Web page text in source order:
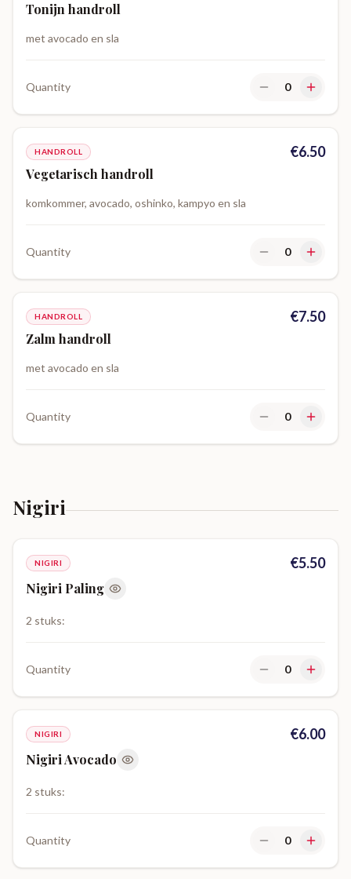
Tonijn handroll
met avocado en sla
Quantity 0
HANDROLL
Vegetarisch handroll
€6.50
komkommer, avocado, oshinko, kampyo en sla
Quantity 0
HANDROLL
Zalm handroll
€7.50
met avocado en sla
Quantity 0
Nigiri
NIGIRI
Nigiri Paling
€5.50
2 stuks:
Quantity 0
NIGIRI
Nigiri Avocado
€6.00
2 stuks:
Quantity 0